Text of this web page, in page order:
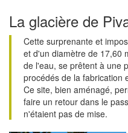
La glacière de
Cette surprenante et
et d'un diamètre de 17,60
de l'eau, se prêtent à une
procédés de la fabrication
Ce site, bien aménagé,
faire un retour dans le
n'étaient pas de mise.